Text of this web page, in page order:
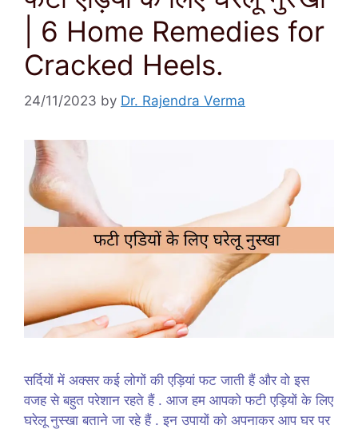
| 6 Home Remedies for
Cracked Heels.
24/11/2023 by Dr. Rajendra Verma
सर्दियों में अक्सर कई लोगों की एड़ियां फट जाती हैं और वो इस
वजह से बहुत परेशान रहते हैं . आज हम आपको फटी एड़ियों के लिए
घरेलू नुस्खा बताने जा रहे हैं . इन उपायों को अपनाकर आप घर पर